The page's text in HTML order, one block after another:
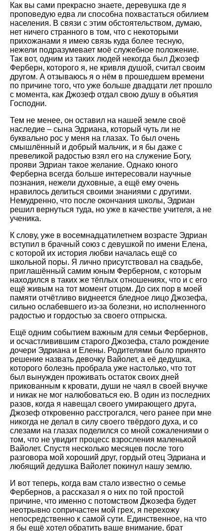
Как вы сами прекрасно знаете, деревушка где я
проповедую едва ли способна похвастаться обилием
населения. В связи с этим обстоятельством, думаю,
нет ничего странного в том, что с некоторыми
прихожанами я имею связь куда более тесную,
нежели подразумевает моё служебное положение.
Так вот, одним из таких людей некогда был Джозеф
Ферберн, которого я, не кривля душой, считал своим
другом. А отзываюсь я о нём в прошедшем времени
по причине того, что уже больше двадцати лет прошло
с момента, как Джозеф отдал свою душу в объятия
Господни.
Тем не менее, он оставил на нашей земле своё
наследие – сына Эдриана, который чуть ли не
буквально рос у меня на глазах. То был очень
смышлённый и добрый мальчик, и я бы даже с
превеликой радостью взял его на служение Богу,
прояви Эдриан такое желание. Однако юного
Ферберна всегда больше интересовали научные
познания, нежели духовные, а ещё ему очень
нравилось делиться своими знаниями с другими.
Немудренно, что после окончания школы, Эдриан
решил вернуться туда, но уже в качестве учителя, а не
ученика.
К слову, уже в восемнадцатилетнем возрасте Эдриан
вступил в брачный союз с девушкой по имени Елена,
с которой их история любви началась ещё со
школьной поры. Я лично присутствовал на свадьбе,
приглашённый самим юным Ферберном, с которым
находился в таких же тёплых отношениях, что и с его
ещё живым на тот момент отцом. До сих пор в моей
памяти отчётливо виднеется бледное лицо Джозефа,
сильно ослабевшего из-за болезни, но исполненного
радостью и гордостью за своего отпрыска.
Ещё одним событием важным для семьи Фербернов,
и осчастливившим старого Джозефа, стало рождение
дочери Эдриана и Елены. Родителями было принято
решение назвать девочку Вайолет, а её дедушка,
которого болезнь пробрала уже настолько, что тот
был вынужден проживать остаток своих дней
прикованным к кровати, души не чаял в своей внучке
и никак не мог налюбоваться ею. В один из последних
разов, когда я навещал своего умирающего друга,
Джозеф откровенно расстрогался, чего ранее при мне
никогда не делал в силу своего твёрдого духа, и со
слезами на глазах поделился со мной сожалениями о
том, что не увидит процесс взросления маленькой
Вайолет. Спустя несколько месяцев после того
разговора мой хороший друг, гордый отец Эдриана и
любящий дедушка Вайолет покинул нашу землю.
И вот теперь, когда вам стало известно о семье
Фербернов, а рассказал я о них по той простой
причине, что именно с потомством Джозефа будет
неотрывно сопричастен мой грех, я перехожу
непосредственно к самой сути. Единственное, на что
я бы ещё хотел обратить ваше внимание, брат